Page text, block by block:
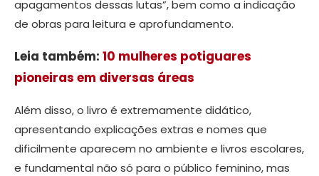
apagamentos dessas lutas”, bem como a indicação
de obras para leitura e aprofundamento.
Leia também: 10 mulheres potiguares
pioneiras em diversas áreas
Além disso, o livro é extremamente didático,
apresentando explicações extras e nomes que
dificilmente aparecem no ambiente e livros escolares,
e fundamental não só para o público feminino, mas